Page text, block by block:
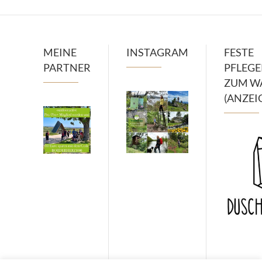
MEINE
PARTNER
INSTAGRAM
FESTE
ZUM